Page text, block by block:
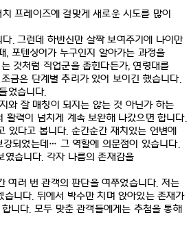
프레이즈에 걸맞게 새로운 시도를 많이
다. 그런데 하반신만 살짝 보여주기에 나이만
, 포텐싱어가 누구인지 알아가는 과정을
것처럼 직업군을 좁힌다든가,연령대를
금은 단계별 추리가 있어 보이긴 했습니다.
었습니다.
와 잘 매칭이 되지는 않는 것 아닌가 하는
활력이 넘치게 계속 보완해 나갔으면 합니다.
있다고 봅니다. 순간순간 재치있는 언변에
되었는데… 그 역할에 의문점이 있습니다.
였습니다. 각자 나름의 존재감을
여러 번 관객의 판단을 여쭈었습니다. 저는
습니다. 뒤에서 박수만 치며 앉아있는 존재가
니다. 모두 맞춘 관객들에게는 추첨을 통해